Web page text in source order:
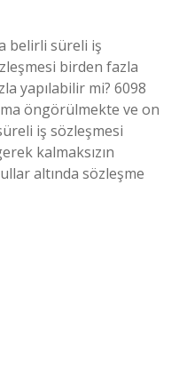
belirli süreli iş
birden fazla
yapılabilir mi? 6098
öngörülmekte ve on
iş sözleşmesi
kalmaksızın
altında sözleşme